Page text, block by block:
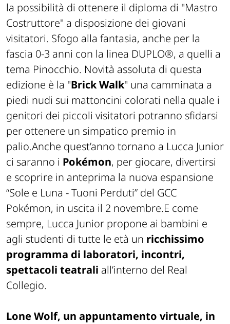
la possibilità di ottenere il diploma di "Mastro
Costruttore" a disposizione dei giovani
visitatori. Sfogo alla fantasia, anche per la
fascia 0-3 anni con la linea DUPLO®, a quelli a
tema Pinocchio. Novità assoluta di questa
edizione è la "Brick Walk" una camminata a
piedi nudi sui mattoncini colorati nella quale i
genitori dei piccoli visitatori potranno sfidarsi
per ottenere un simpatico premio in
palio.Anche quest’anno tornano a Lucca Junior
ci saranno i Pokémon, per giocare, divertirsi
e scoprire in anteprima la nuova espansione
“Sole e Luna - Tuoni Perduti” del GCC
Pokémon, in uscita il 2 novembre.E come
sempre, Lucca Junior propone ai bambini e
agli studenti di tutte le età un ricchissimo
programma di laboratori, incontri,
spettacoli teatrali all’interno del Real
Collegio.
Lone Wolf, un appuntamento virtuale, in